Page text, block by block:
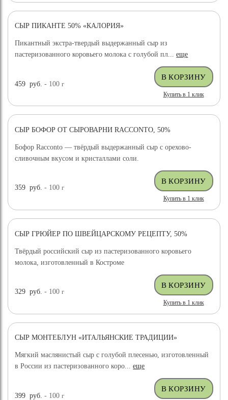
СЫР ПИКАНТЕ 50% «КАЛОРИЯ»
Пикантный экстра-твердый выдержанный сыр из
пастеризованного коровьего молока с голубой пл...еще
459 руб. - 100г
Купить в 1 клик
СЫР БОФОР ОТ СЫРОВАРНИ RACCONTO, 50%
Бофор Racconto — твёрдый выдержанный сыр с орехово-
сливочным вкусом и кристаллами соли.
359 руб. - 100г
Купить в 1 клик
ХИТ ПРОДАЖ
СЫР ГРЮЙЕР ПО ШВЕЙЦАРСКОМУ РЕЦЕПТУ, 50%
Твёрдый российский сыр из пастеризованного коровьего
молока, изготовленный в Костроме
329 руб. - 100г
Купить в 1 клик
СЫР МОНТЕБЛУН «ИТАЛЬЯНСКИЕ ТРАДИЦИИ»
Мягкий маслянистый сыр с голубой плесенью, изготовленный
в России из пастеризованного коро...еще
399 руб. - 100г